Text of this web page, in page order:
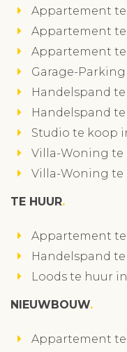
Appartement
Appartement
Appartement
Garage-
Handelspand
Handelspand
Studio te koop
Villa-Woning te
Villa-Woning te
TE HUUR
Appartement
Handelspand
Loods te huur
NIEUWBOUW
Appartement